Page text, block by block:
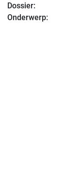
Dossier:
Onderwerp: